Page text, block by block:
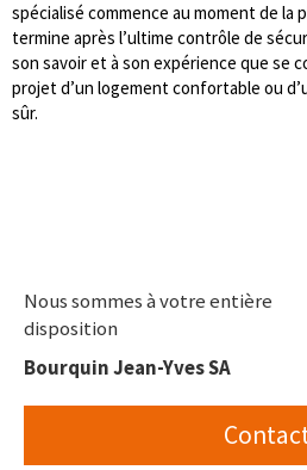
spécialisé commence au moment de la
termine après l’ultime contrôle de
son savoir et à son expérience que se
projet d’un logement confortable ou
sûr.
Nous sommes à votre entière
disposition
Bourquin Jean-Yves SA